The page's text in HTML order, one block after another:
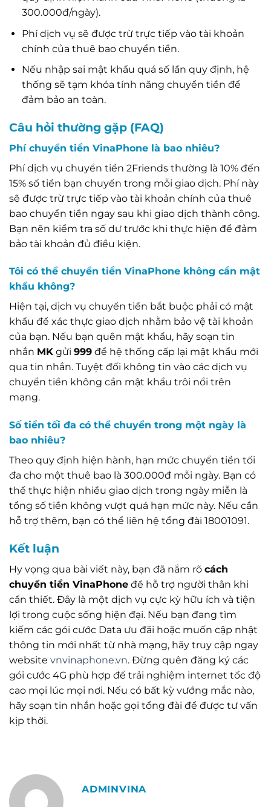
300.000đ/ngày).
Phí dịch vụ sẽ được trừ trực tiếp vào tài khoản
chính của thuê bao chuyển tiền.
Nếu nhập sai mật khẩu quá số lần quy định, hệ
thống sẽ tạm khóa tính năng chuyển tiền để
đảm bảo an toàn.
Câu hỏi thường gặp (FAQ)
Phí chuyển tiền VinaPhone là bao nhiêu?
Phí dịch vụ chuyển tiền 2Friends thường là 10% đến
15% số tiền bạn chuyển trong mỗi giao dịch. Phí này
sẽ được trừ trực tiếp vào tài khoản chính của thuê
bao chuyển tiền ngay sau khi giao dịch thành công.
Bạn nên kiểm tra số dư trước khi thực hiện để đảm
bảo tài khoản đủ điều kiện.
Tôi có thể chuyển tiền VinaPhone không cần mật
khẩu không?
Hiện tại, dịch vụ chuyển tiền bắt buộc phải có mật
khẩu để xác thực giao dịch nhằm bảo vệ tài khoản
của bạn. Nếu bạn quên mật khẩu, hãy soạn tin
nhắn MK gửi 999 để hệ thống cấp lại mật khẩu mới
qua tin nhắn. Tuyệt đối không tin vào các dịch vụ
chuyển tiền không cần mật khẩu trôi nổi trên
mạng.
Số tiền tối đa có thể chuyển trong một ngày là
bao nhiêu?
Theo quy định hiện hành, hạn mức chuyển tiền tối
đa cho một thuê bao là 300.000đ mỗi ngày. Bạn có
thể thực hiện nhiều giao dịch trong ngày miễn là
tổng số tiền không vượt quá hạn mức này. Nếu cần
hỗ trợ thêm, bạn có thể liên hệ tổng đài 18001091.
Kết luận
Hy vọng qua bài viết này, bạn đã nắm rõ cách
chuyển tiền VinaPhone để hỗ trợ người thân khi
cần thiết. Đây là một dịch vụ cực kỳ hữu ích và tiện
lợi trong cuộc sống hiện đại. Nếu bạn đang tìm
kiếm các gói cước Data ưu đãi hoặc muốn cập nhật
thông tin mới nhất từ nhà mạng, hãy truy cập ngay
website vnvinaphone.vn. Đừng quên đăng ký các
gói cước 4G phù hợp để trải nghiệm internet tốc độ
cao mọi lúc mọi nơi. Nếu có bất kỳ vướng mắc nào,
hãy soạn tin nhắn hoặc gọi tổng đài để được tư vấn
kịp thời.
ADMINVINA